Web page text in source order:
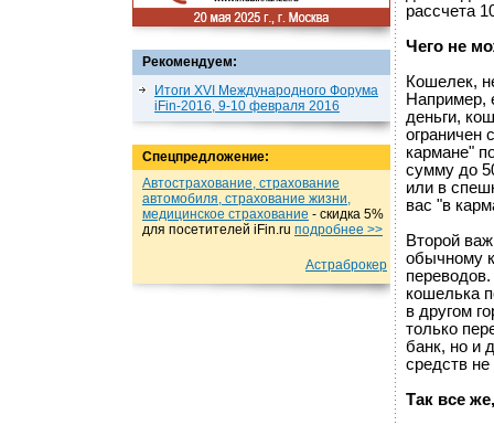
Рекомендуем:
Итоги XVI Международного Форума
iFin-2016, 9-10 февраля 2016
Спецпредложение:
Автострахование, страхование
автомобиля, страхование жизни,
медицинское страхование - cкидка 5%
для посетителей iFin.ru подробнеe >>
Астраброкер
рассчета
Чего не
Кошелек,
Например,
деньги,
ограничен
кармане"
сумму до
или в
вас "в
Второй
обычному
кошелька
в другом
только
банк, но и
средств не
Так все